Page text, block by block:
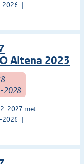
2026
Altena 2023
2028
2027 met
2026